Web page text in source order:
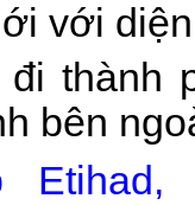
với
thành
bên
Etihad,